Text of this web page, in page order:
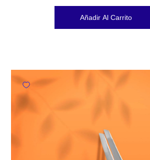
Añadir Al Carrito